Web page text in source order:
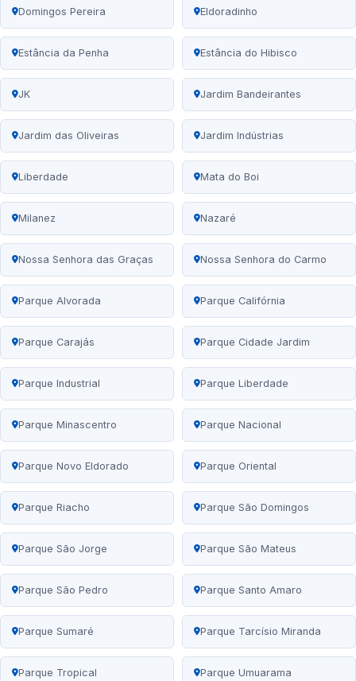
Domingos Pereira Eldoradinho
Estância da Penha Estância do Hibisco
JK Jardim Bandeirantes
Jardim das Oliveiras Jardim Indústrias
Liberdade Mata do Boi
Milanez Nazaré
Nossa Senhora das Graças Nossa Senhora do Carmo
Parque Alvorada Parque Califórnia
Parque Carajás Parque Cidade Jardim
Parque Industrial Parque Liberdade
Parque Minascentro Parque Nacional
Parque Novo Eldorado Parque Oriental
Parque Riacho Parque São Domingos
Parque São Jorge Parque São Mateus
Parque São Pedro Parque Santo Amaro
Parque Sumaré Parque Tarcísio Miranda
Parque Tropical Parque Umuarama